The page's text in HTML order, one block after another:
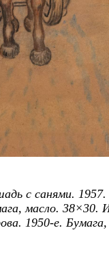
с санями. 1957.
масло. 38×30.
1950-е.